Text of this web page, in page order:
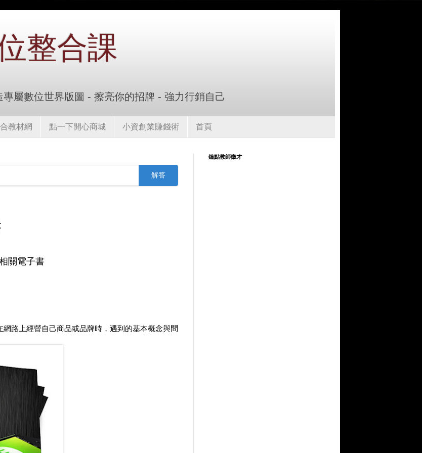
整合課
屬數位世界版圖 - 擦亮你的招牌 - 強力行銷自己
教材網 點一下開心商城 小資創業賺錢術 首頁
關電子書
路上經營自己商品或品牌時，遇到的基本概念與問
鐘點教師徵才